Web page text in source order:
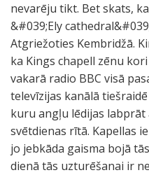
nevarēju tikt. Bet skats,
&#039;Ely
Atgriežoties Kembridžā.
ka Kings chapell zēnu
vakarā radio BBC visā
televīzijas kanālā
kuru angļu lēdijas labprāt
svētdienas rītā. Kapellas
jo jebkāda gaisma bojā
dienā tās uzturēšanai ir